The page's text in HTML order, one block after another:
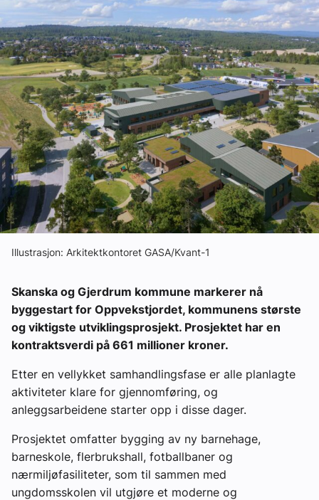
Ledige stillinger
eBlad
Aktivitetskalender
Bransjekommentar
Nyheter
Aktuelle prosjekter
Illustrasjon: Arkitektkontoret GASA/Kvant-1
Skanska og Gjerdrum kommune markerer nå
byggestart for Oppvekstjordet, kommunens største
og viktigste utviklingsprosjekt. Prosjektet har en
kontraktsverdi på 661 millioner kroner.
Etter en vellykket samhandlingsfase er alle planlagte
aktiviteter klare for gjennomføring, og
anleggsarbeidene starter opp i disse dager.
Prosjektet omfatter bygging av ny barnehage,
barneskole, flerbrukshall, fotballbaner og
nærmiljøfasiliteter, som til sammen med
ungdomsskolen vil utgjøre et moderne og